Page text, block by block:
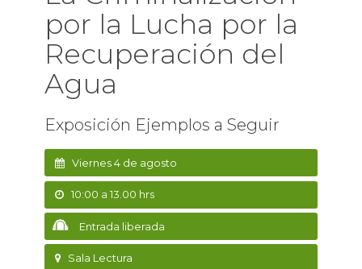
por la Lucha por la
Recuperación del
Agua
Exposición Ejemplos a Seguir
Viernes 4 de agosto
10:00 a 13.00 hrs
Entrada liberada
Sala Lectura